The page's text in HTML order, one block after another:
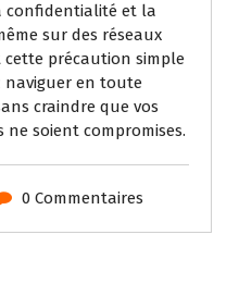
confidentialité et la
sur des réseaux
cette précaution simple
naviguer en toute
craindre que vos
soient compromises.
0 Commentaires